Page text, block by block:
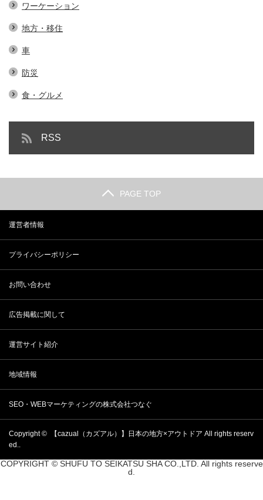
ワーケーション
地方・移住
車
防災
食・グルメ
RSS
PAGE TOP
運営者情報
プライバシーポリシー
お問い合わせ
広告掲載に関して
運営サイト紹介
地域情報
SEO・WEBマーケティングの株式会社つなぐ
Copyright © 【cazual（カズアル）】日本の地方×アウトドア All rights reserv
ed..
COPYRIGHT © SHUFU TO SEIKATSU SHA CO.,LTD. All rights reserve
d.